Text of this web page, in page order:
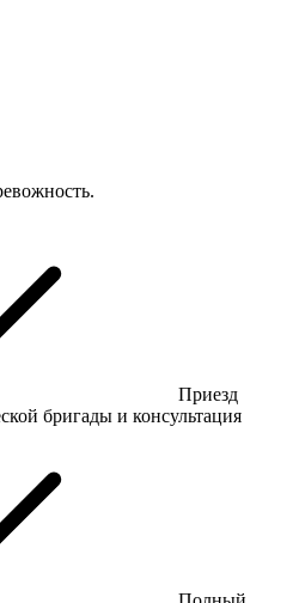
Приезд
бригады и консультация